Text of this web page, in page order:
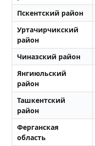
Пскентский район
Уртачирчикский
район
Чиназский район
Янгиюльский
район
Ташкентский
район
Ферганская
область